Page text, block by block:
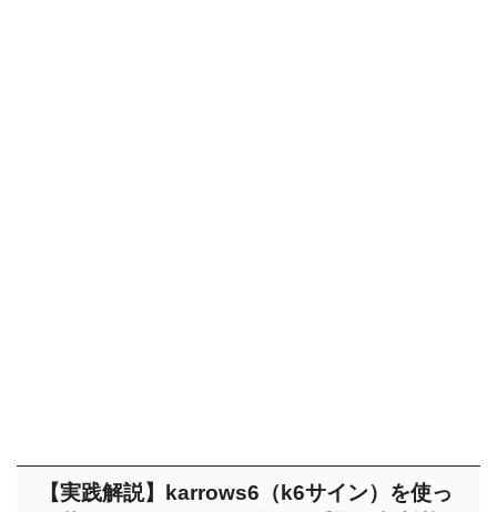
【実践解説】karrows6（k6サイン）を使っ